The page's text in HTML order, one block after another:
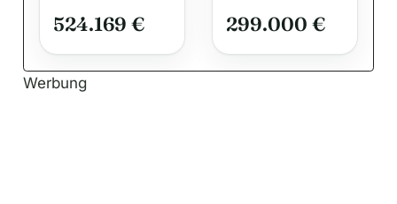
Vorgaben!
524.169 €
Krummin auf
Usedom
299.000 €
Werbung